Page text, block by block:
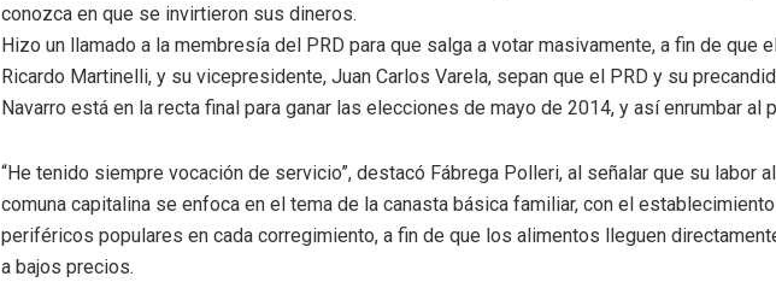
conozca en que se invirtieron sus dineros.
Hizo un llamado a la membresía del PRD para que salga a votar masivamente, a fin de que
Ricardo Martinelli, y su vicepresidente, Juan Carlos Varela, sepan que el PRD y su
Navarro está en la recta final para ganar las elecciones de mayo de 2014, y así enrumbar al
“He tenido siempre vocación de servicio”, destacó Fábrega Polleri, al señalar que su labor
comuna capitalina se enfoca en el tema de la canasta básica familiar, con el
periféricos populares en cada corregimiento, a fin de que los alimentos lleguen
a bajos precios.